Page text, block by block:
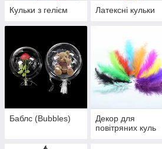
Кульки з гелієм Латексні кульки
Баблс (Bubbles)
Декор для
повітряних куль